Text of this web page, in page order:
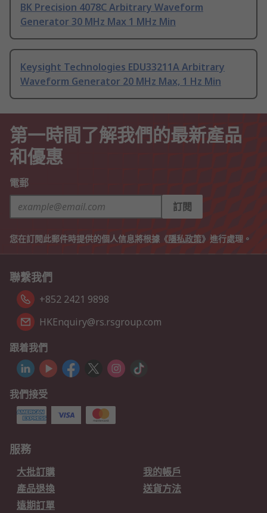
BK Precision 4078C Arbitrary Waveform
Generator 30 MHz Max 1 MHz Min
Keysight Technologies EDU33211A Arbitrary
Waveform Generator 20 MHz Max, 1 Hz Min
第一時間了解我們的最新產品
和優惠
電郵
訂閱
您在訂閱此郵件時提供的個人信息將根據《隱私政策》進行處理。
聯繫我們
+852 2421 9898
HKEnquiry@rs.rsgroup.com
跟着我們
我們接受
服務
大批訂購
我的帳戶
產品退換
送貨方法
遠期訂單